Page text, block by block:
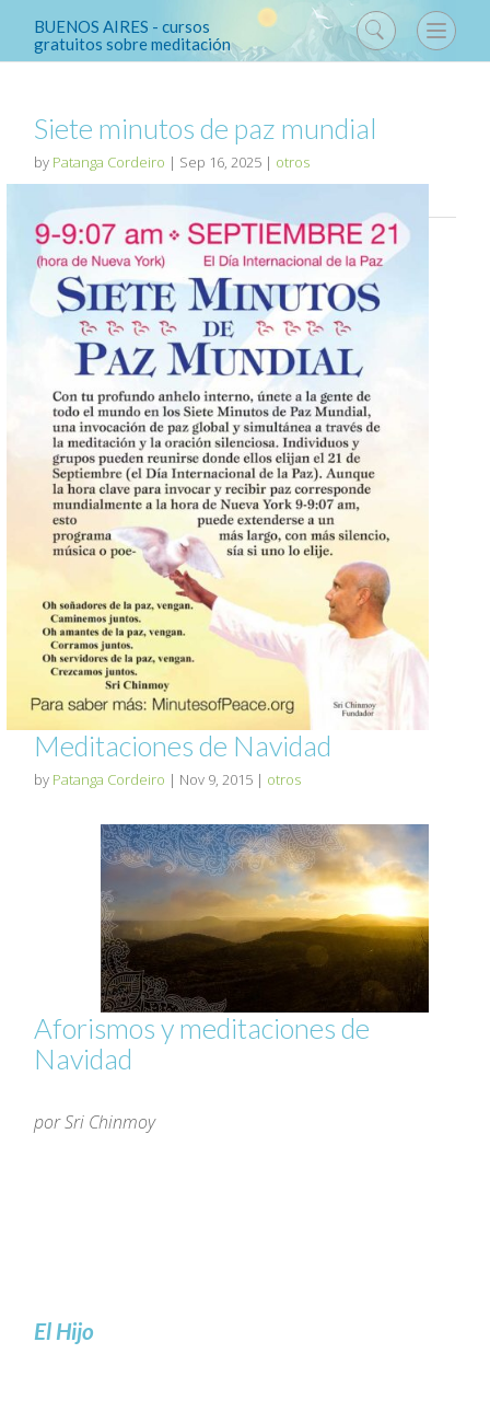
BUENOS AIRES - cursos
gratuitos sobre meditación
Siete minutos de paz mundial
by Patanga Cordeiro | Sep 16, 2025 | otros
Meditaciones de Navidad
by Patanga Cordeiro | Nov 9, 2015 | otros
Aforismos y meditaciones de
Navidad
por Sri Chinmoy
El Hijo